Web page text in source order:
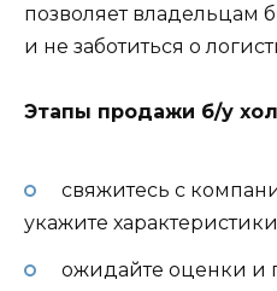
позволяет владельцам
и не заботиться о
Этапы продажи б/у
свяжитесь с
укажите
ожидайте оценки и